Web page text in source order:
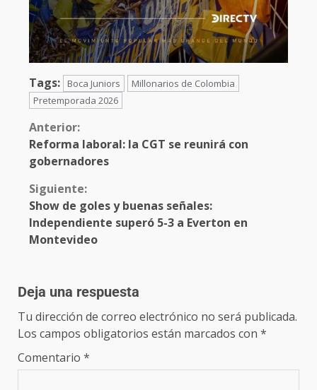
Tags: Boca Juniors
Millonarios de Colombia
Pretemporada 2026
Anterior:
Reforma laboral: la CGT se reunirá con
gobernadores
Siguiente:
Show de goles y buenas señales:
Independiente superó 5-3 a Everton en
Montevideo
Deja una respuesta
Tu dirección de correo electrónico no será publicada.
Los campos obligatorios están marcados con *
Comentario *